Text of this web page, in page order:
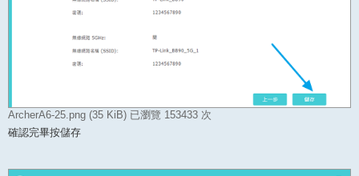
ArcherA6-25.png (35 KiB) 已瀏覽 153433 次
確認完畢按儲存